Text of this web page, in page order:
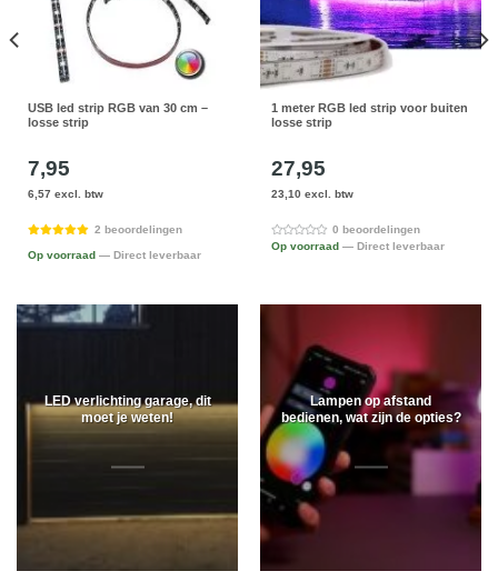
USB led strip RGB van 30 cm –
losse strip
7,95
6,57 excl. btw
2 beoordelingen
Op voorraad — Direct leverbaar
1 meter RGB led strip voor buiten
losse strip
27,95
23,10 excl. btw
0 beoordelingen
Op voorraad — Direct leverbaar
LED verlichting garage, dit
moet je weten!
Lampen op afstand
bedienen, wat zijn de opties?